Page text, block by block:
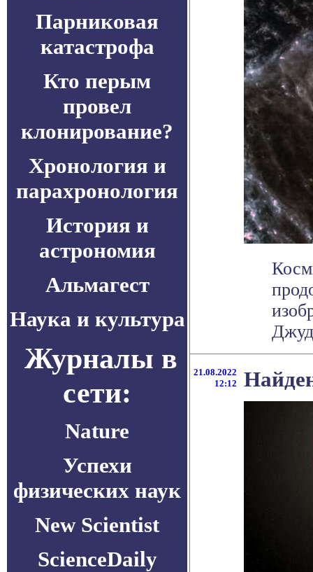
Парниковая
катастрофа
Кто перым
провел
клонирование?
Хронология и
парахронология
История и
астрономия
Альмагест
Наука и культура
Журналы в
сети:
Nature
Успехи
физических наук
New Scientist
ScienceDaily
21.08.2022
12:12